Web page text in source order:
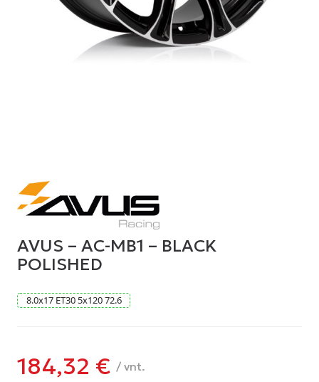
AVUS – AC-MB1 – BLACK
POLISHED
8.0x17 ET30 5x12072.6
184,32 € / vnt.